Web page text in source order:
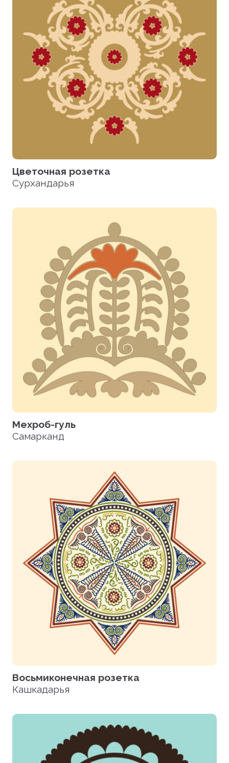
Цветочная розетка
Сурхандарья
Мехроб-гуль
Самарканд
Восьмиконечная розетка
Кашкадарья